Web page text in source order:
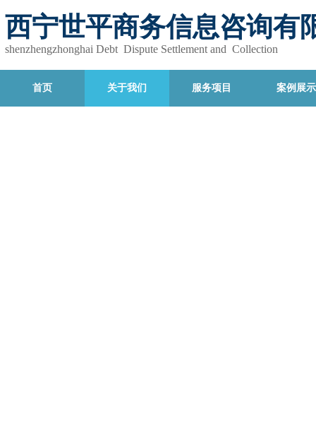
西宁世平商务信息咨询有
shenzhengzhonghai Debt Dispute Settlement and Collection
首页 关于我们 服务项目 案例展示